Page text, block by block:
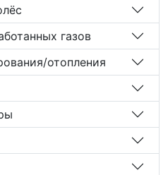
газов
отопления